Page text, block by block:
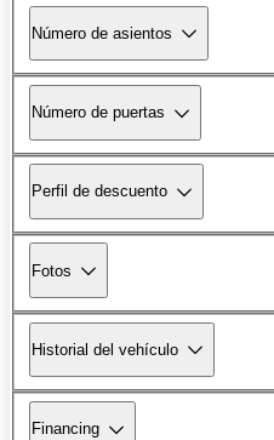
Número de asientos
Número de puertas
Perfil de descuento
Fotos
Historial del vehículo
Financing